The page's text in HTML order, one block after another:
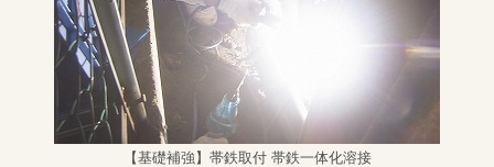
【基礎補強】帯鉄取付 帯鉄一体化溶接